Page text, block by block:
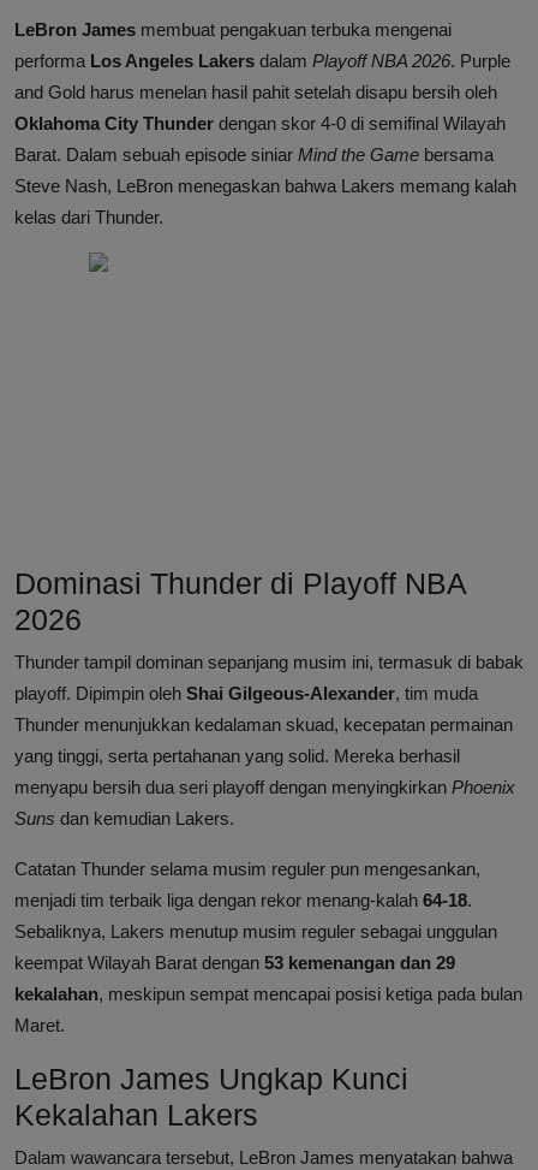
LeBron James membuat pengakuan terbuka mengenai
performa Los Angeles Lakers dalam Playoff NBA 2026. Purple
and Gold harus menelan hasil pahit setelah disapu bersih oleh
Oklahoma City Thunder dengan skor 4-0 di semifinal Wilayah
Barat. Dalam sebuah episode siniar Mind the Game bersama
Steve Nash, LeBron menegaskan bahwa Lakers memang kalah
kelas dari Thunder.
Dominasi Thunder di Playoff NBA
2026
Thunder tampil dominan sepanjang musim ini, termasuk di babak
playoff. Dipimpin oleh Shai Gilgeous-Alexander, tim muda
Thunder menunjukkan kedalaman skuad, kecepatan permainan
yang tinggi, serta pertahanan yang solid. Mereka berhasil
menyapu bersih dua seri playoff dengan menyingkirkan Phoenix
Suns dan kemudian Lakers.
Catatan Thunder selama musim reguler pun mengesankan,
menjadi tim terbaik liga dengan rekor menang-kalah 64-18.
Sebaliknya, Lakers menutup musim reguler sebagai unggulan
keempat Wilayah Barat dengan 53 kemenangan dan 29
kekalahan, meskipun sempat mencapai posisi ketiga pada bulan
Maret.
LeBron James Ungkap Kunci
Kekalahan Lakers
Dalam wawancara tersebut, LeBron James menyatakan bahwa